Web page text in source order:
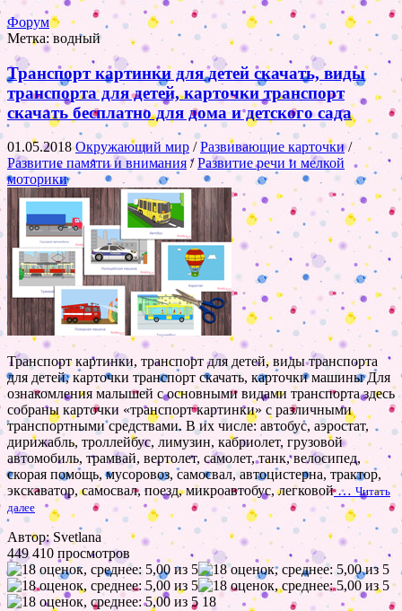
Форум
Метка:водный
Транспорт картинки для детей скачать, виды
транспорта для детей, карточки транспорт
скачать бесплатно для дома и детского сада
01.05.2018Окружающий мир /Развивающие карточки/
Развитие памяти и внимания/Развитие речи и мелкой
моторики
Транспорт картинки, транспорт для детей, виды транспорта
для детей, карточки транспорт скачать, карточки машины Для
ознакомления малышей с основными видами транспорта здесь
собраны карточки «транспорт картинки» с различными
транспортными средствами. В их числе: автобус, аэростат,
дирижабль, троллейбус, лимузин, кабриолет, грузовой
автомобиль, трамвай, вертолет, самолет, танк, велосипед,
скорая помощь, мусоровоз, самосвал, автоцистерна, трактор,
экскаватор, самосвал, поезд, микроавтобус, легковой… Читать
далее
Автор: Svetlana
449 410 просмотров
18